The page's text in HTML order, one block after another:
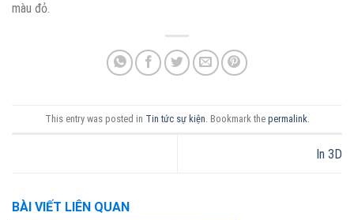
màu đỏ.
This entry was posted in Tin tức sự kiện . Bookmark the permalink
In 3D
BÀI VIẾT LIÊN QUAN